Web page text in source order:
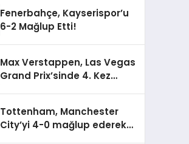
Fenerbahçe, Kayserispor’u
6-2 Mağlup Etti!
Max Verstappen, Las Vegas
Grand Prix’sinde 4. Kez
Tottenham, Manchester
City’yi 4-0 mağlup ederek